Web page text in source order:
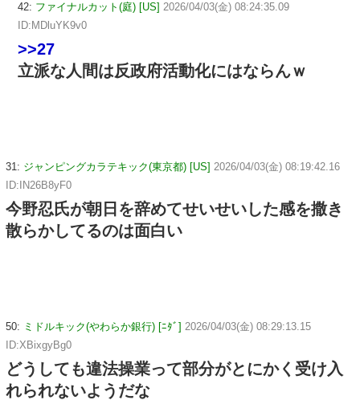
42: ファイナルカット(庭) [US] 2026/04/03(金) 08:24:35.09
ID:MDluYK9v0
>>27
立派な人間は反政府活動化にはならんｗ
31: ジャンピングカラテキック(東京都) [US] 2026/04/03(金) 08:19:42.16
ID:IN26B8yF0
今野忍氏が朝日を辞めてせいせいした感を撒き
散らかしてるのは面白い
50: ミドルキック(やわらか銀行) [ﾆﾀﾞ] 2026/04/03(金) 08:29:13.15
ID:XBixgyBg0
どうしても違法操業って部分がとにかく受け入
れられないようだな